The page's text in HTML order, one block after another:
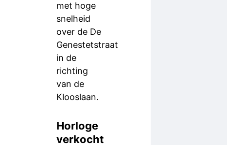
met hoge
snelheid
over de De
Genestetstraat
in de
richting
van de
Klooslaan.
Horloge
verkocht